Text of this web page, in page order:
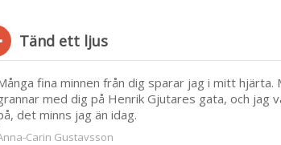
Tänd ett ljus
fina minnen från dig sparar jag i mitt
med dig på Henrik Gjutares gata, och jag
det minns jag än idag.
Carin Gustavsson